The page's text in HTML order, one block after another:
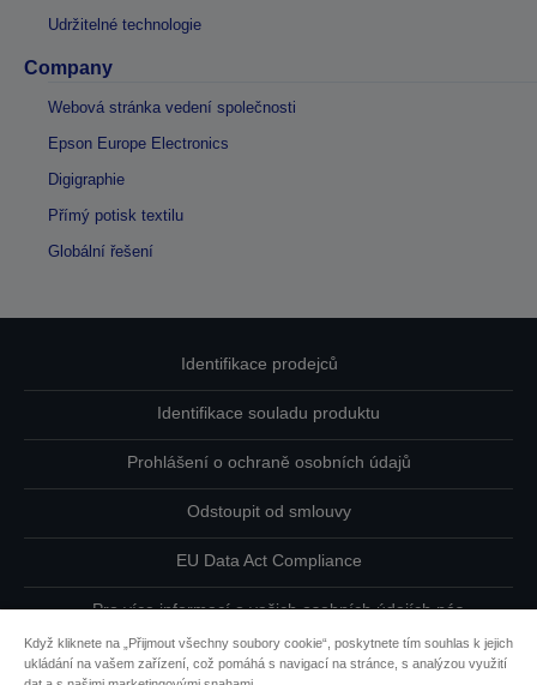
Udržitelné technologie
Company
Webová stránka vedení společnosti
Epson Europe Electronics
Digigraphie
Přímý potisk textilu
Globální řešení
Identifikace prodejců
Identifikace souladu produktu
Prohlášení o ochraně osobních údajů
Odstoupit od smlouvy
EU Data Act Compliance
Pro více informací o vašich osobních údajích nás
Když kliknete na „Přijmout všechny soubory cookie“, poskytnete tím souhlas k jejich
ukládání na vašem zařízení, což pomáhá s navigací na stránce, s analýzou využití